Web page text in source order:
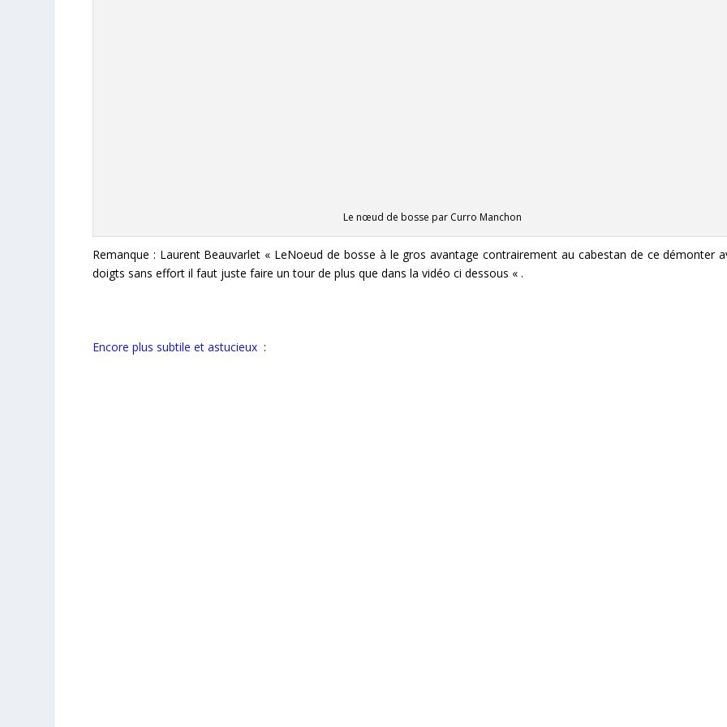
Le nœud de bosse par Curro Manchon
Remanque : Laurent Beauvarlet « LeNoeud de bosse à le gros avantage contrairement au cabestan de ce démonter
doigts sans effort il faut juste faire un tour de plus que dans la vidéo ci dessous « .
Encore plus subtile et astucieux: